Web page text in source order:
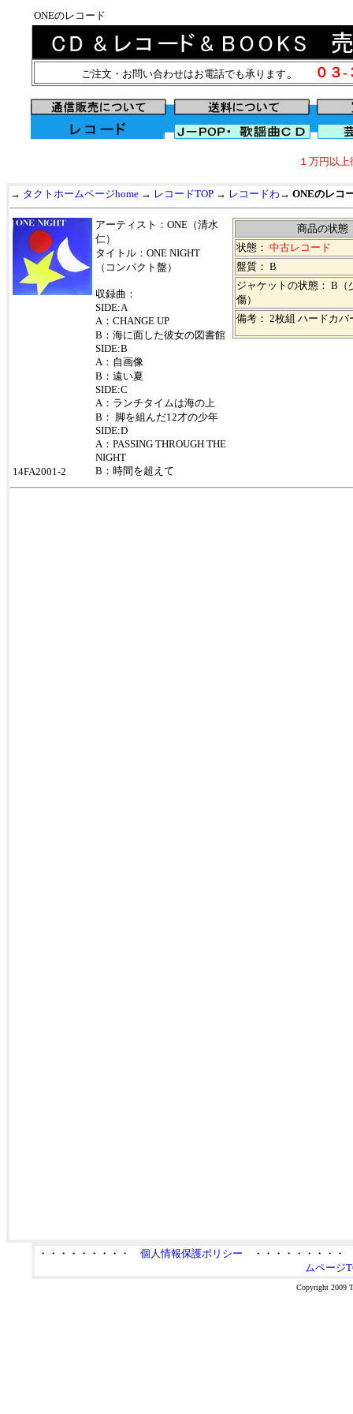
ONEのレコード
ご注文・お問い合わせはお電話でも承ります。 ０３
１万円以
→ タクトホームページhome → レコードTOP → レコードわ→ ONEのレコ
アーティスト：ONE（清水
仁）
タイトル：ONE NIGHT
（コンパクト盤）
収録曲：
SIDE:A
A：CHANGE UP
B：海に面した彼女の図書館
SIDE:B
A：自画像
B：遠い夏
SIDE:C
A：ランチタイムは海の上
B： 脚を組んだ12才の少年
SIDE:D
A：PASSING THROUGH THE
NIGHT
B：時間を超えて
商品の状態
状態： 中古レコード
盤質： B
ジャケットの状態： B（
傷）
備考： 2枚組 ハードカバ
14FA2001-2
・・・・・・・・・ 個人情報保護ポリシー ・・・・・・・・
ムページ
Copyright 2009